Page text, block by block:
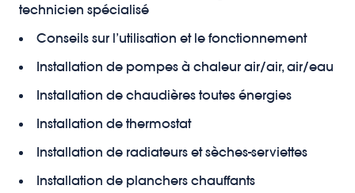
technicien spécialisé
Conseils sur l’utilisation et le fonctionnement
Installation de pompes à chaleur air/air, air/eau
Installation de chaudières toutes énergies
Installation de thermostat
Installation de radiateurs et sèches-serviettes
Installation de planchers chauffants